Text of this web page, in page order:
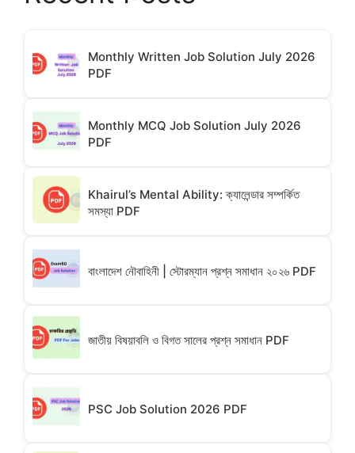
Monthly Written Job Solution July 2026
PDF
Monthly MCQ Job Solution July 2026
PDF
Khairul’s Mental Ability: ক্যালেন্ডার সম্পর্কিত
সমস্যা PDF
বাংলাদেশ নৌবাহিনী | স্টোরম্যান প্রশ্ন সমাধান ২০২৬ PDF
জাতীয় বিষয়াবলি ও বিগত সালের প্রশ্ন সমাধান PDF
PSC Job Solution 2026 PDF